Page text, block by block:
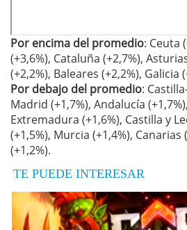
Por encima del promedio: Ceuta
(+3,6%), Cataluña (+2,7%),
(+2,2%), Baleares (+2,2%), Galicia
Por debajo del promedio:
Madrid (+1,7%), Andalucía
Extremadura (+1,6%), Castilla y
(+1,5%), Murcia (+1,4%), Canarias
(+1,2%).
TE PUEDE INTERESAR